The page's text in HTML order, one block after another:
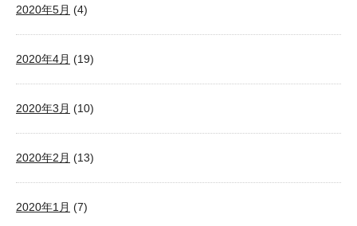
2020年5月 (4)
2020年4月 (19)
2020年3月 (10)
2020年2月 (13)
2020年1月 (7)